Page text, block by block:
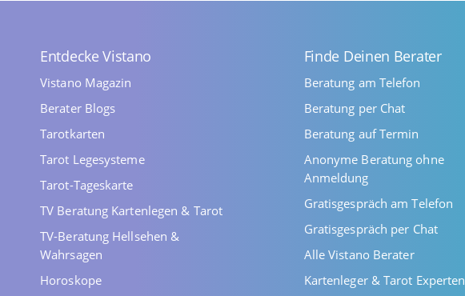
Entdecke Vistano
Vistano Magazin
Berater Blogs
Tarotkarten
Tarot Legesysteme
Tarot-Tageskarte
TV Beratung Kartenlegen & Tarot
TV-Beratung Hellsehen &
Wahrsagen
Horoskope
Finde Deinen Berater
Beratung am Telefon
Beratung per Chat
Beratung auf Termin
Anonyme Beratung ohne
Anmeldung
Gratisgespräch am Telefon
Gratisgespräch per Chat
Alle Vistano Berater
Kartenleger & Tarot Experten